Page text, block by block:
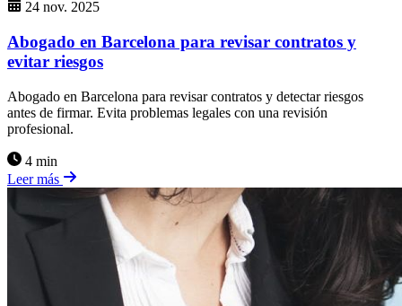
24 nov. 2025
Abogado en Barcelona para revisar contratos y
evitar riesgos
Abogado en Barcelona para revisar contratos y detectar riesgos
antes de firmar. Evita problemas legales con una revisión
profesional.
4 min
Leer más